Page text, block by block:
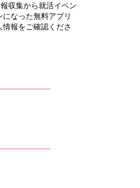
収集から就活イベン
なった無料アプリ
報をご確認くださ